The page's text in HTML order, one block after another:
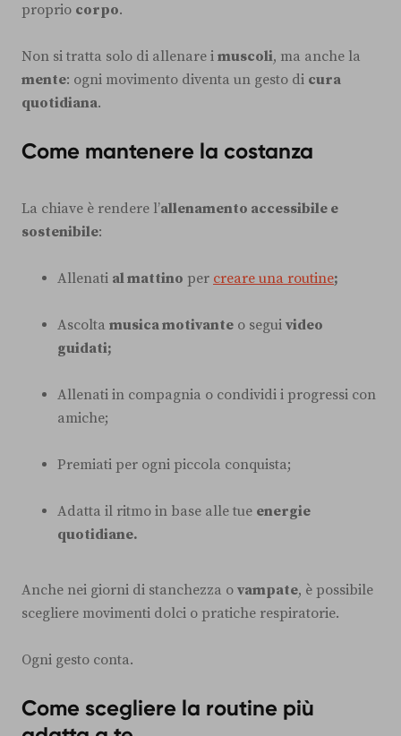
proprio corpo.
Non si tratta solo di allenare i muscoli, ma anche la
mente: ogni movimento diventa un gesto di cura
quotidiana.
Come mantenere la costanza
La chiave è rendere l’allenamento accessibile e
sostenibile:
Allenati al mattino per creare una routine;
Ascolta musica motivante o segui video
guidati;
Allenati in compagnia o condividi i progressi con
amiche;
Premiati per ogni piccola conquista;
Adatta il ritmo in base alle tue energie
quotidiane.
Anche nei giorni di stanchezza o vampate, è possibile
scegliere movimenti dolci o pratiche respiratorie.
Ogni gesto conta.
Come scegliere la routine più